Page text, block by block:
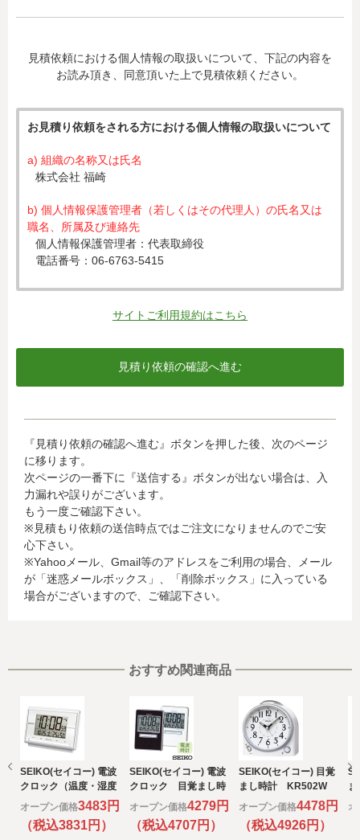
見積依頼における個人情報の取扱いについて、下記の内容を
お読み頂き、同意頂いた上で見積依頼ください。
お見積り依頼をされる方における個人情報の取扱いについて
a) 組織の名称又は氏名
株式会社 福崎
b) 個人情報保護管理者（若しくはその代理人）の氏名又は
職名、所属及び連絡先
個人情報保護管理者：代表取締役
電話番号：06-6763-5415
c) 個人情報の利用目的
入力された個人情報は、お見積り依頼への対応のために利
d) 個人情報の第三者提供について
当社がお客様から収集した以下の個人情報等は、カード発
行会社が行う不正利用検知・防止のために、お客様が利用
されているカード発行会社へ提供させていただきます。(氏
名、電話番号、email アドレス、インターネット利用環境
に関する情報等)
お客様が利用されているカード発行会社が外国にある場
合、これらの情報は当該発行会社が所属する国に移転され
る場合があります。当社では、お客様から収集した情報か
らは、ご利用のカード発行会社及び当該会社が所在する国
を特定することができないため、以下の個人情報保護措置
・発行会社の個人情報保護の措置
なお、個人情報保護委員会のホームページ
(https://www.ppc.go.jp/)では、各国における個人情報保護
制度に関する情報について掲載されています。
お客様が未成年の場合、親権者または後見人の承諾を得た
上で、本サービスを利用するものとします。
e) 個人情報の取扱いの委託について
取得した個人情報の取扱いの全部又は、一部を委託するこ
とがあります。
その場合には、当社において最善の考慮を行います。
サイトご利用規約はこちら
『見積り依頼の確認へ進む』ボタンを押した後、次のページ
に移ります。
次ページの一番下に『送信する』ボタンが出ない場合は、入
力漏れや誤りがございます。
もう一度ご確認下さい。
※見積もり依頼の送信時点ではご注文になりませんのでご安
心下さい。
※Yahooメール、Gmail等のアドレスをご利用の場合、メール
が「迷惑メールボックス」、「削除ボックス」に入っている
場合がございますので、ご確認下さい。
おすすめ関連商品
SEIKO(セイコー) 電波
クロック（温度・湿度
表示付き）
オープン価格3483円
（税込3831円）
SEIKO(セイコー) 電波
クロック 目覚まし時
計
オープン価格4279円
（税込4707円）
SEIKO(セイコー) 目覚
まし時計 KR502W
オープン価格4478円
（税込4926円）
オ